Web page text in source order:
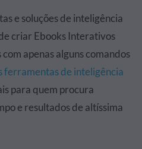
e soluções de inteligência
criar Ebooks Interativos
apenas alguns comandos
ferramentas de inteligência
para quem procura
e resultados de altíssima